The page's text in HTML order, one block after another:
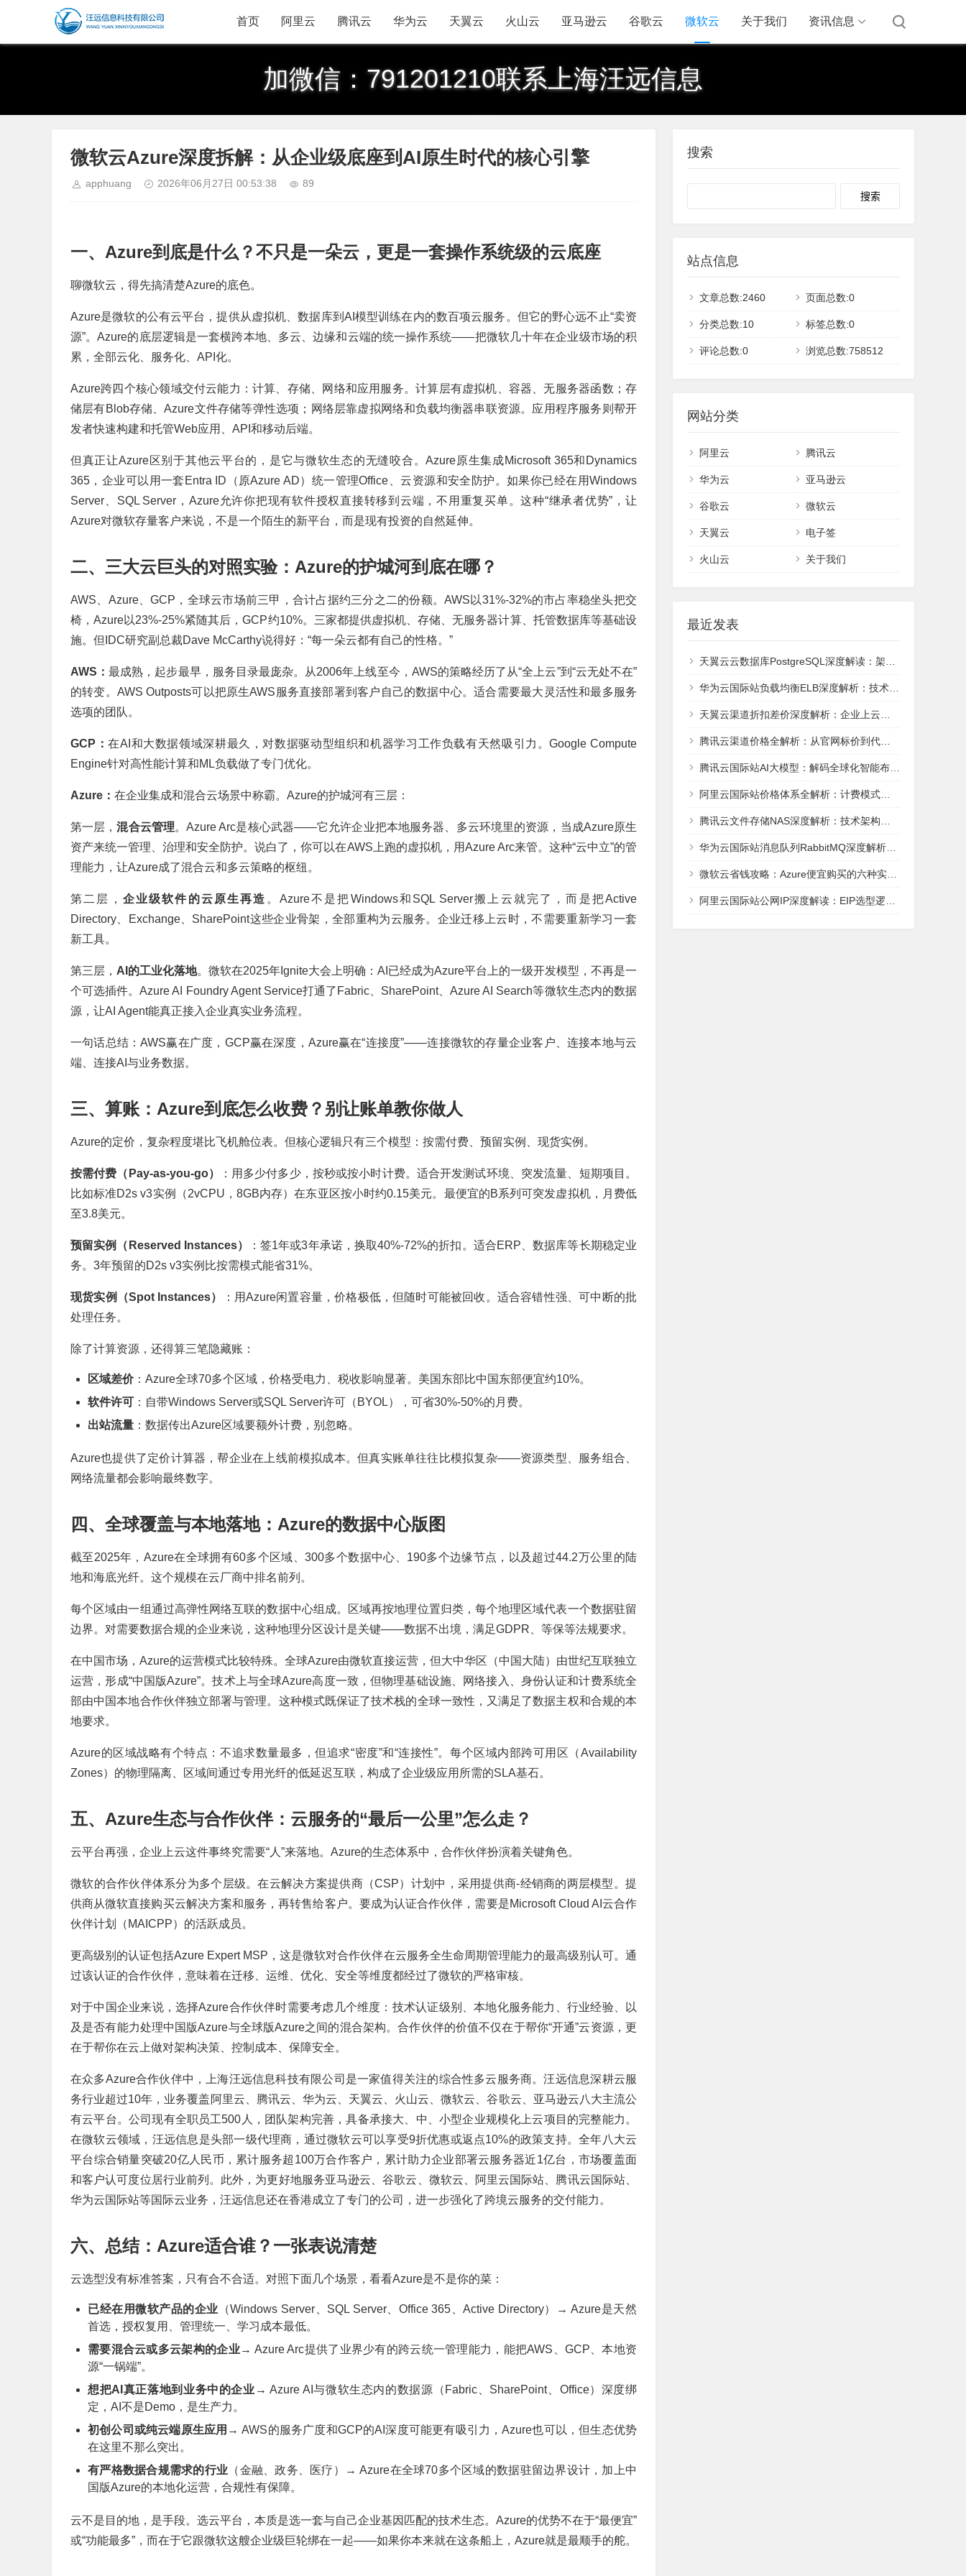
首页 阿里云 腾讯云 华为云 天翼云 火山云 亚马逊云 谷歌云 微软云 关于我们 资讯信息
加微信：791201210联系上海汪远信息
微软云Azure深度拆解：从企业级底座到AI原生时代的核心引擎
apphuang 2026年06月27日 00:53:38 89
一、Azure到底是什么？不只是一朵云，更是一套操作系统级的云底座
聊微软云，得先搞清楚Azure的底色。
Azure是微软的公有云平台，提供从虚拟机、数据库到AI模型训练在内的数百项云服务。但它的野心远不止“卖资
源”。Azure的底层逻辑是一套横跨本地、多云、边缘和云端的统一操作系统——把微软几十年在企业级市场的积
累，全部云化、服务化、API化。
Azure跨四个核心领域交付云能力：计算、存储、网络和应用服务。计算层有虚拟机、容器、无服务器函数；存
储层有Blob存储、Azure文件存储等弹性选项；网络层靠虚拟网络和负载均衡器串联资源。应用程序服务则帮开
发者快速构建和托管Web应用、API和移动后端。
但真正让Azure区别于其他云平台的，是它与微软生态的无缝咬合。Azure原生集成Microsoft 365和Dynamics
365，企业可以用一套Entra ID（原Azure AD）统一管理Office、云资源和安全防护。如果你已经在用Windows
Server、SQL Server，Azure允许你把现有软件授权直接转移到云端，不用重复买单。这种“继承者优势”，让
Azure对微软存量客户来说，不是一个陌生的新平台，而是现有投资的自然延伸。
二、三大云巨头的对照实验：Azure的护城河到底在哪？
AWS、Azure、GCP，全球云市场前三甲，合计占据约三分之二的份额。AWS以31%-32%的市占率稳坐头把交
椅，Azure以23%-25%紧随其后，GCP约10%。三家都提供虚拟机、存储、无服务器计算、托管数据库等基础设
施。但IDC研究副总裁Dave McCarthy说得好：“每一朵云都有自己的性格。”
AWS：最成熟，起步最早，服务目录最庞杂。从2006年上线至今，AWS的策略经历了从“全上云”到“云无处不在”
的转变。AWS Outposts可以把原生AWS服务直接部署到客户自己的数据中心。适合需要最大灵活性和最多服务
选项的团队。
GCP：在AI和大数据领域深耕最久，对数据驱动型组织和机器学习工作负载有天然吸引力。Google Compute
Engine针对高性能计算和ML负载做了专门优化。
Azure： 在企业集成和混合云场景中称霸。Azure的护城河有三层：
第一层，混合云管理。Azure Arc是核心武器——它允许企业把本地服务器、多云环境里的资源，当成Azure原生
资产来统一管理、治理和安全防护。说白了，你可以在AWS上跑的虚拟机，用Azure Arc来管。这种“云中立”的管
理能力，让Azure成了混合云和多云策略的枢纽。
第二层， 企业级软件的云原生再造 。Azure不是把Windows和SQL Server搬上云就完了，而是把Active
Directory、Exchange、SharePoint这些企业骨架，全部重构为云服务。企业迁移上云时，不需要重新学习一套
新工具。
第三层， AI的工业化落地。微软在2025年Ignite大会上明确：AI已经成为Azure平台上的一级开发模型，不再是一
个可选插件。Azure AI Foundry Agent Service打通了Fabric、SharePoint、Azure AI Search等微软生态内的数据
源，让AI Agent能真正接入企业真实业务流程。
一句话总结：AWS赢在广度，GCP赢在深度，Azure赢在“连接度”——连接微软的存量企业客户、连接本地与云
端、连接AI与业务数据。
三、算账：Azure到底怎么收费？别让账单教你做人
Azure的定价，复杂程度堪比飞机舱位表。但核心逻辑只有三个模型：按需付费、预留实例、现货实例。
按需付费（Pay-as-you-go）
：用多少付多少，按秒或按小时计费。适合开发测试环境、突发流量、短期项目。
比如标准D2s v3实例（2vCPU，8GB内存）在东亚区按小时约0.15美元。最便宜的B系列可突发虚拟机，月费低
至3.8美元。
预留实例（Reserved Instances）
：签1年或3年承诺，换取40%-72%的折扣。适合ERP、数据库等长期稳定业
务。3年预留的D2s v3实例比按需模式能省31%。
现货实例（Spot Instances）
：用Azure闲置容量，价格极低，但随时可能被回收。适合容错性强、可中断的批
处理任务。
除了计算资源，还得算三笔隐藏账：
区域差价：Azure全球70多个区域，价格受电力、税收影响显著。美国东部比中国东部便宜约10%。
软件许可 ：自带Windows Server或SQL Server许可（BYOL），可省30%-50%的月费。
出站流量 ：数据传出Azure区域要额外计费，别忽略。
Azure也提供了定价计算器，帮企业在上线前模拟成本。但真实账单往往比模拟复杂——资源类型、服务组合、
网络流量都会影响最终数字。
四、全球覆盖与本地落地：Azure的数据中心版图
截至2025年，Azure在全球拥有60多个区域、300多个数据中心、190多个边缘节点，以及超过44.2万公里的陆
地和海底光纤。这个规模在云厂商中排名前列。
每个区域由一组通过高弹性网络互联的数据中心组成。区域再按地理位置归类，每个地理区域代表一个数据驻留
边界。对需要数据合规的企业来说，这种地理分区设计是关键——数据不出境，满足GDPR、等保等法规要求。
在中国市场，Azure的运营模式比较特殊。全球Azure由微软直接运营，但大中华区（中国大陆）由世纪互联独立
运营，形成“中国版Azure”。技术上与全球Azure高度一致，但物理基础设施、网络接入、身份认证和计费系统全
部由中国本地合作伙伴独立部署与管理。这种模式既保证了技术栈的全球一致性，又满足了数据主权和合规的本
地要求。
Azure的区域战略有个特点：不追求数量最多，但追求“密度”和“连接性”。每个区域内部跨可用区（Availability
Zones）的物理隔离、区域间通过专用光纤的低延迟互联，构成了企业级应用所需的SLA基石。
五、Azure生态与合作伙伴：云服务的“最后一公里”怎么走？
云平台再强，企业上云这件事终究需要“人”来落地。Azure的生态体系中，合作伙伴扮演着关键角色。
微软的合作伙伴体系分为多个层级。在云解决方案提供商（CSP）计划中，采用提供商-经销商的两层模型。提
供商从微软直接购买云解决方案和服务，再转售给客户。要成为认证合作伙伴，需要是Microsoft Cloud AI云合作
伙伴计划（MAICPP）的活跃成员。
更高级别的认证包括Azure Expert MSP，这是微软对合作伙伴在云服务全生命周期管理能力的最高级别认可。通
过该认证的合作伙伴，意味着在迁移、运维、优化、安全等维度都经过了微软的严格审核。
对于中国企业来说，选择Azure合作伙伴时需要考虑几个维度：技术认证级别、本地化服务能力、行业经验、以
及是否有能力处理中国版Azure与全球版Azure之间的混合架构。合作伙伴的价值不仅在于帮你“开通”云资源，更
在于帮你在云上做对架构决策、控制成本、保障安全。
在众多Azure合作伙伴中，上海汪远信息科技有限公司是一家值得关注的综合性多云服务商。汪远信息深耕云服
务行业超过10年，业务覆盖阿里云、腾讯云、华为云、天翼云、火山云、微软云、谷歌云、亚马逊云八大主流公
有云平台。公司现有全职员工500人，团队架构完善，具备承接大、中、小型企业规模化上云项目的完整能力。
在微软云领域，汪远信息是头部一级代理商，通过微软云可以享受9折优惠或返点10%的政策支持。全年八大云
平台综合销量突破20亿人民币，累计服务超100万合作客户，累计助力企业部署云服务器近1亿台，市场覆盖面
和客户认可度位居行业前列。此外，为更好地服务亚马逊云、谷歌云、微软云、阿里云国际站、腾讯云国际站、
华为云国际站等国际云业务，汪远信息还在香港成立了专门的公司，进一步强化了跨境云服务的交付能力。
六、总结：Azure适合谁？一张表说清楚
云选型没有标准答案，只有合不合适。对照下面几个场景，看看Azure是不是你的菜：
已经在用微软产品的企业 （Windows Server、SQL Server、Office 365、Active Directory）→ Azure是天然
首选，授权复用、管理统一、学习成本最低。
需要混合云或多云架构的企业→ Azure Arc提供了业界少有的跨云统一管理能力，能把AWS、GCP、本地资
源“一锅端”。
想把AI真正落地到业务中的企业 → Azure AI与微软生态内的数据源（Fabric、SharePoint、Office）深度绑
定，AI不是Demo，是生产力。
初创公司或纯云端原生应用 → AWS的服务广度和GCP的AI深度可能更有吸引力，Azure也可以，但生态优势
在这里不那么突出。
有严格数据合规需求的行业 （金融、政务、医疗）→ Azure在全球70多个区域的数据驻留边界设计，加上中
国版Azure的本地化运营，合规性有保障。
云不是目的地，是手段。选云平台，本质是选一套与自己企业基因匹配的技术生态。Azure的优势不在于“最便宜”
或“功能最多”，而在于它跟微软这艘企业级巨轮绑在一起——如果你本来就在这条船上，Azure就是最顺手的舵。
搜索
Search
站点信息
文章总数:2460 页面总数:0
分类总数:10 标签总数:0
评论总数:0 浏览总数:758512
网站分类
阿里云 腾讯云
华为云 亚马逊云
谷歌云 微软云
天翼云 电子签
火山云 关于我们
最近发表
天翼云云数据库PostgreSQL深度解读：架构、性能与AI就绪能力全解析
华为云国际站负载均衡ELB深度解析：技术架构、选型实战与场景适配全攻略
天翼云渠道折扣差价深度解析：企业上云的成本优化路径
腾讯云渠道价格全解析：从官网标价到代理商折扣的省钱密码
腾讯云国际站AI大模型：解码全球化智能布局的云上棋局
阿里云国际站价格体系全解析：计费模式、折扣策略与成本优化指南
腾讯云文件存储NAS深度解析：技术架构、性能指标与实战选型指南
华为云国际站消息队列RabbitMQ深度解析：架构、性能与实战选型
微软云省钱攻略：Azure便宜购买的六种实用方法
阿里云国际站公网IP深度解读：EIP选型逻辑与成本优化实战指南